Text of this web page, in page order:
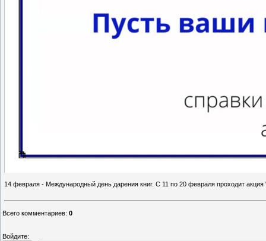
14 февраля - Международный день дарения книг. С 11 по 20 февраля проходит
Всего комментариев: 0
Войдите: